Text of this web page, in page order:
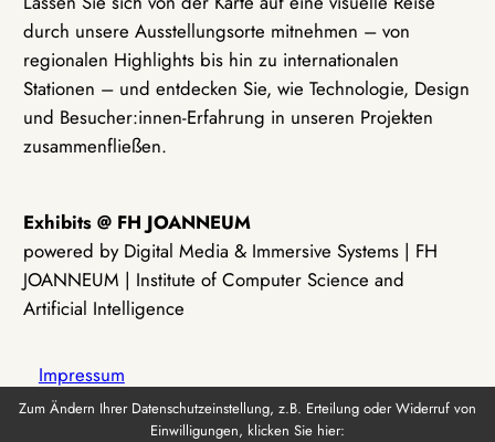
durch unsere Ausstellungsorte mitnehmen – von
regionalen Highlights bis hin zu internationalen
Stationen – und entdecken Sie, wie Technologie, Design
und Besucher:innen-Erfahrung in unseren Projekten
zusammenfließen.
Exhibits @ FH JOANNEUM
powered by Digital Media & Immersive Systems | FH
JOANNEUM | Institute of Computer Science and
Artificial Intelligence
Impressum
Zum Ändern Ihrer Datenschutzeinstellung, z.B. Erteilung oder Widerruf von
Einwilligungen, klicken Sie hier: